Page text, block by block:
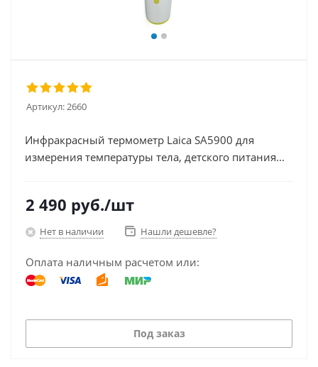
Артикул:2660
Инфракрасный термометр Laica SA5900 для
измерения температуры тела, детского питания...
2 490 руб./шт
Нет в наличии Нашли дешевле?
Оплата наличным расчетом или:
Под заказ